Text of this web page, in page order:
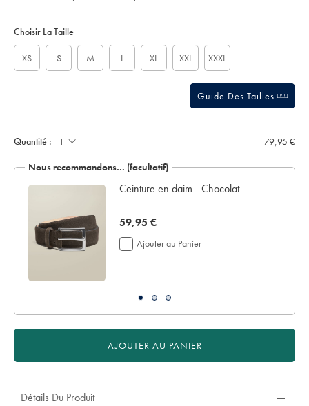
sourceCode=frdefault
Actions
cart
Choisir La Taille
XS S M L XL XXL XXXL
Guide Des Tailles
Quantité : 79,95 €
Nous recommandons… (facultatif)
Ceinture en daim - Chocolat
now
59,95
€
59,95 €
Ajouter au Panier
AJOUTER AU PANIER
Détails Du Produit